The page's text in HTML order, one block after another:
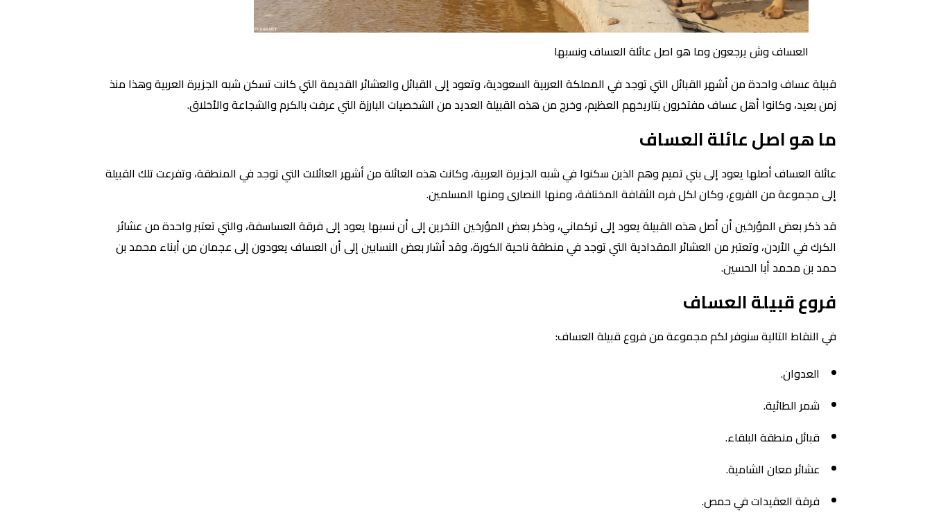
العساف وش يرجعون وما هو اصل عائلة العساف ونسبها
قبيلة عساف واحدة من أشهر القبائل التي توجد في المملكة العربية السعودية، وتعود إلى القبائل والعشائر القديمة التي كانت تسكن شبه الجزيرة العربية وهذا منذ
زمن بعيد، وكانوا أهل عساف مفتخرون بتاريخهم العظيم، وخرج من هذه القبيلة العديد من الشخصيات البارزة التي عرفت بالكرم والشجاعة والأخلاق.
ما هو اصل عائلة العساف
عائلة العساف أصلها يعود إلى بني تميم وهم الذين سكنوا في شبه الجزيرة العربية، وكانت هذه العائلة من أشهر العائلات التي توجد في المنطقة، وتفرعت تلك القبيلة
إلى مجموعة من الفروع، وكان لكل فره الثقافة المختلفة، ومنها النصارى ومنها المسلمين.
قد ذكر بعض المؤرخين أن أصل هذه القبيلة يعود إلى تركماني، وذكر بعض المؤرخين الآخرين إلى أن نسبها يعود إلى فرقة العساسفة، والتي تعتبر واحدة من عشائر
الكرك في الأردن، وتعتبر من العشائر المقدادية التي توجد في منطقة ناحية الكورة، وقد أشار بعض النسابين إلى أن العساف يعودون إلى عجمان من أبناء محمد بن
حمد بن محمد أبا الحسين.
فروع قبيلة العساف
في النقاط التالية سنوفر لكم مجموعة من فروع قبيلة العساف:
العدوان.
شمر الطائية.
قبائل منطقة البلقاء.
عشائر معان الشامية.
فرقة العقيدات في حمص.